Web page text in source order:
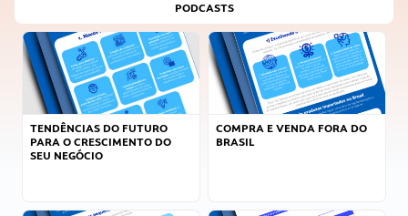
PODCASTS
TENDÊNCIAS DO FUTURO
PARA O CRESCIMENTO DO
SEU NEGÓCIO
COMPRA E VENDA FORA DO
BRASIL